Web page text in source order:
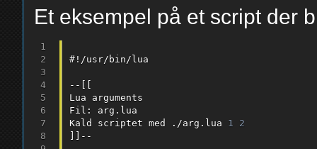
Et eksempel på et script der
#! /usr/ bin/lua
--
Lua arguments
Fil : arg . lua
Kald scriptet med
. /arg . lua 1
2
--